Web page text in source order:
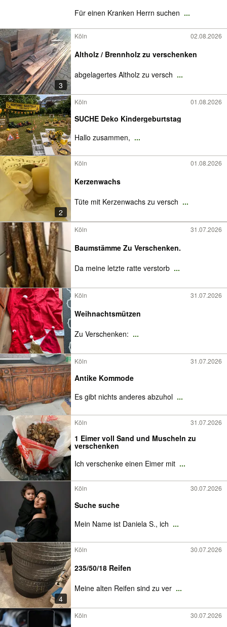
Für einen Kranken Herrn suchen ...
3
Köln 02.08.2026
Altholz / Brennholz zu verschenken
abgelagertes Altholz zu versch ...
Köln 01.08.2026
SUCHE Deko Kindergeburtstag
Hallo zusammen, ...
2
Köln 01.08.2026
Kerzenwachs
Tüte mit Kerzenwachs zu versch ...
Köln 31.07.2026
Baumstämme Zu Verschenken.
Da meine letzte ratte verstorb ...
Köln 31.07.2026
Weihnachtsmützen
Zu Verschenken: ...
Köln 31.07.2026
Antike Kommode
Es gibt nichts anderes abzuhol ...
Köln 31.07.2026
1 Eimer voll Sand und Muscheln zu
verschenken
Ich verschenke einen Eimer mit ...
Köln 30.07.2026
Suche suche
Mein Name ist Daniela S., ich ...
4
Köln 30.07.2026
235/50/18 Reifen
Meine alten Reifen sind zu ver ...
Köln 30.07.2026